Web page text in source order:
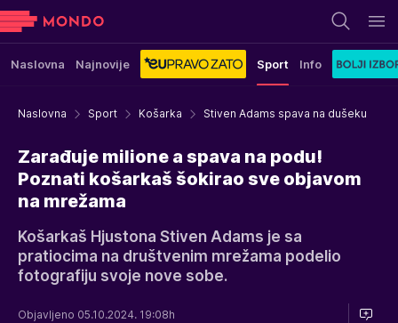
Naslovna Najnovije Sport Info
Naslovna Sport Košarka Stiven Adams spava na dušeku
Zarađuje milione a spava na podu!
Poznati košarkaš šokirao sve objavom
na mrežama
Košarkaš Hjustona Stiven Adams je sa
pratiocima na društvenim mrežama podelio
fotografiju svoje nove sobe.
Objavljeno 05.10.2024. 19:08h